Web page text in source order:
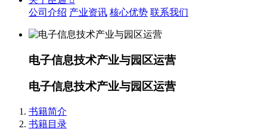
公司介绍 产业资讯 核心优势 联系我们
电子信息技术产业与园区运营
电子信息技术产业与园区运营
书籍简介
书籍目录